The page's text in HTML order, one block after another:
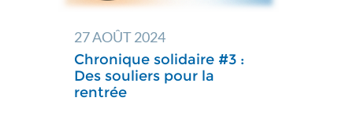
27 AOÛT 2024
Chronique solidaire #3 :
Des souliers pour la
rentrée